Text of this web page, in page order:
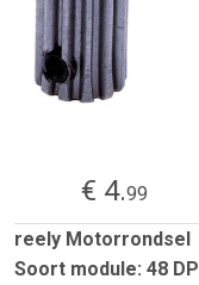
€ 4.99
reely Motorrondsel
Soort module: 48 DP